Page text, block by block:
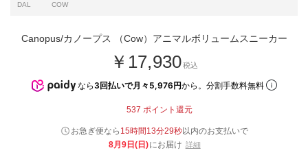
DAL COW
Canopus/カノープス （Cow）アニマルボリュームスニーカー
￥17,930 税込
なら 3回払いで月々5,976円から。分割手数料無料
537 ポイント還元
お急ぎ便なら 15時間13分28秒以内のお支払いで
8月9日(日)にお届け 詳細